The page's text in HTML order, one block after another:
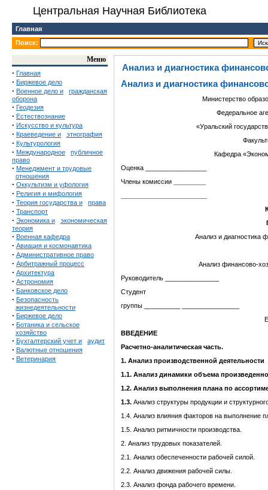
Центральная Научная Библиотека
Главная
Поиск:
Меню
· Главная
· Биржевое дело
· Военное дело и
гражданская
оборона
· Геодезия
· Естествознание
· Искусство и культура
· Краеведение и этнография
· Культурология
· Международное
публичное
право
· Менеджмент и трудовые
отношения
· Оккультизм и уфология
· Религия и мифология
· Теория государства и права
· Транспорт
· Экономика и
экономическая
теория
· Военная кафедра
· Авиация и космонавтика
· Административное право
· Арбитражный процесс
· Архитектура
· Астрономия
· Банковское дело
· Безопасность
жизнедеятельности
· Биржевое дело
· Ботаника и сельское
хозяйство
· Бухгалтерский учет и аудит
· Валютные отношения
· Ветеринария
Анализ и диагностика
Анализ и диагностика
Министерство
Федеральное
«Уральский
Кафедра
Оценка _________________
Члены комиссии
Анализ и диагностика
Анализ финансово-
Руководитель _______________
Студент
группы __________ ________________
ВВЕДЕНИЕ
Расчетно-аналитическая часть.
1. Анализ производственной деятельности
1.1. Анализ динамики объема
1.2. Анализ выполнения плана по
1.3. Анализ структуры продукции и
1.4. Анализ влияния факторов на выполнение
1.5. Анализ ритмичности производства.
2. Анализ трудовых показателей.
2.1. Анализ обеспеченности рабочей силой.
2.2. Анализ движения рабочей силы.
2.3. Анализ фонда рабочего времени.